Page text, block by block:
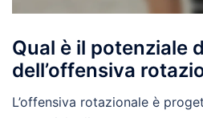
Qual è il potenziale
dell’offensiva
L’offensiva rotazionale è